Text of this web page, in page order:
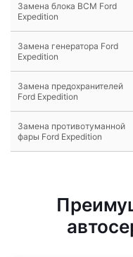
Замена блока BCM Ford
Expedition
Замена генератора Ford
Expedition
Замена предохранителей
Ford Expedition
Замена противотуманной
фары Ford Expedition